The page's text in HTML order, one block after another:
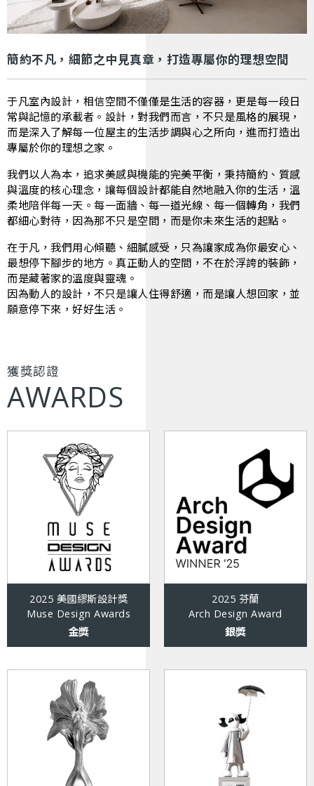
簡約不凡，細節之中見真章，打造專屬你的理想空間
于凡室內設計，相信空間不僅僅是生活的容器，更是每一段日
常與記憶的承載者。設計，對我們而言，不只是風格的展現，
而是深入了解每一位屋主的生活步調與心之所向，進而打造出
專屬於你的理想之家。
我們以人為本，追求美感與機能的完美平衡，秉持簡約、質感
與溫度的核心理念，讓每個設計都能自然地融入你的生活，溫
柔地陪伴每一天。每一面牆、每一道光線、每一個轉角，我們
都細心對待，因為那不只是空間，而是你未來生活的起點。
在于凡，我們用心傾聽、細膩感受，只為讓家成為你最安心、
最想停下腳步的地方。真正動人的空間，不在於浮誇的裝飾，
而是藏著家的溫度與靈魂。
因為動人的設計，不只是讓人住得舒適，而是讓人想回家，並
願意停下來，好好生活。
獲獎認證
AWARDS
2025 美國繆斯設計獎
Muse Design Awards
金獎
2025 芬蘭
Arch Design Award
銀獎